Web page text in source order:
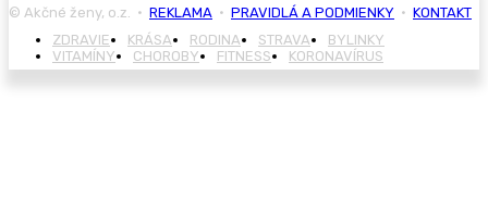
© Akčné ženy, o.z. • REKLAMA • PRAVIDLÁ A PODMIENKY • KONTAKT
ZDRAVIE
KRÁSA RODINA STRAVA
BYLINKY
VITAMÍNY
CHOROBY FITNESS KORONAVÍRUS